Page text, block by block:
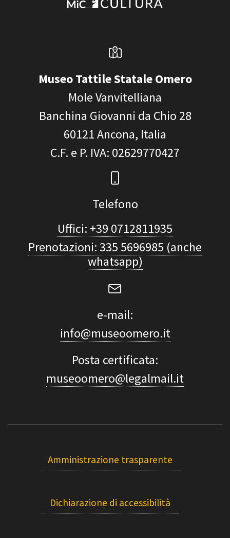
Museo Tattile Statale Omero
Mole Vanvitelliana
Banchina Giovanni da Chio 28
60121Ancona, Italia
C.F. e P. IVA: 02629770427
Telefono
Uffici: +39 0712811935
Prenotazioni: 335 5696985 (anche
whatsapp)
e-mail:
info@museoomero.it
Posta certificata:
museoomero@legalmail.it
Amministrazione trasparente
Dichiarazione di accessibilità